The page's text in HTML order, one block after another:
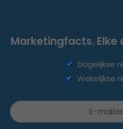
Marketingfacts. Elke
Dagelijkse
Wekelijkse